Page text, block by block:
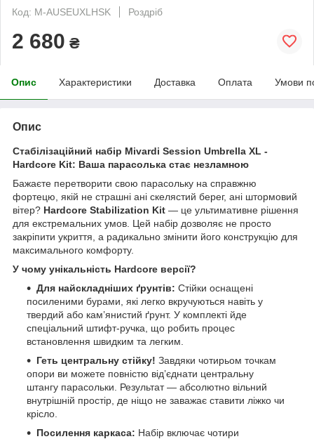
Код: M-AUSEUXLHSK
Роздріб
2 680 ₴
Опис Характеристики Доставка Оплата Умови
Опис
Стабілізаційний набір Mivardi Session Umbrella XL -
Hardcore Kit: Ваша парасолька стає незламною
Бажаєте перетворити свою парасольку на справжню
фортецю, якій не страшні ані скелястий берег, ані штормовий
вітер? Hardcore Stabilization Kit — це ультимативне рішення
для екстремальних умов. Цей набір дозволяє не просто
закріпити укриття, а радикально змінити його конструкцію для
максимального комфорту.
У чому унікальність Hardcore версії?
Для найскладніших ґрунтів: Стійки оснащені
посиленими бурами, які легко вкручуються навіть у
твердий або кам’янистий ґрунт. У комплекті йде
спеціальний штифт-ручка, що робить процес
встановлення швидким та легким.
Геть центральну стійку! Завдяки чотирьом точкам
опори ви можете повністю від’єднати центральну
штангу парасольки. Результат — абсолютно вільний
внутрішній простір, де ніщо не заважає ставити ліжко чи
крісло.
Посилення каркаса: Набір включає чотири